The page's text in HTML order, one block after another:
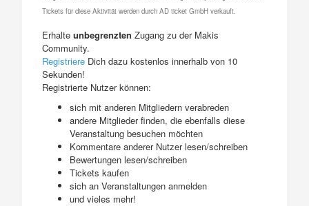
Tickets für diese Aktivität werden durch AD ticket GmbH verkauft.
Erhalte unbegrenzten Zugang zu der Makis
Community.
Registriere Dich dazu kostenlos innerhalb von 10
Sekunden!
Registrierte Nutzer können:
sich mit anderen Mitgliedern verabreden
andere Mitglieder finden, die ebenfalls diese
Veranstaltung besuchen möchten
Kommentare anderer Nutzer lesen/schreiben
Bewertungen lesen/schreiben
Tickets kaufen
sich an Veranstaltungen anmelden
und vieles mehr!